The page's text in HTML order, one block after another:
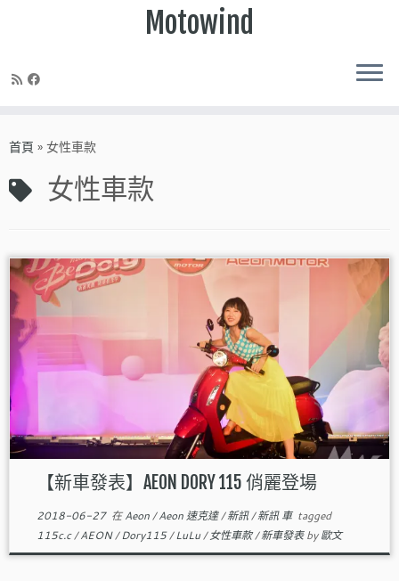
to
Motowind
首頁 » 女性車款
女性車款
【新車發表】AEON DORY 115 俏麗登場
2018-06-27在Aeon/Aeon 速克達/新訊/新訊 車 tagged
115c.c/AEON/Dory115/LuLu/女性車款/新車發表by歐文